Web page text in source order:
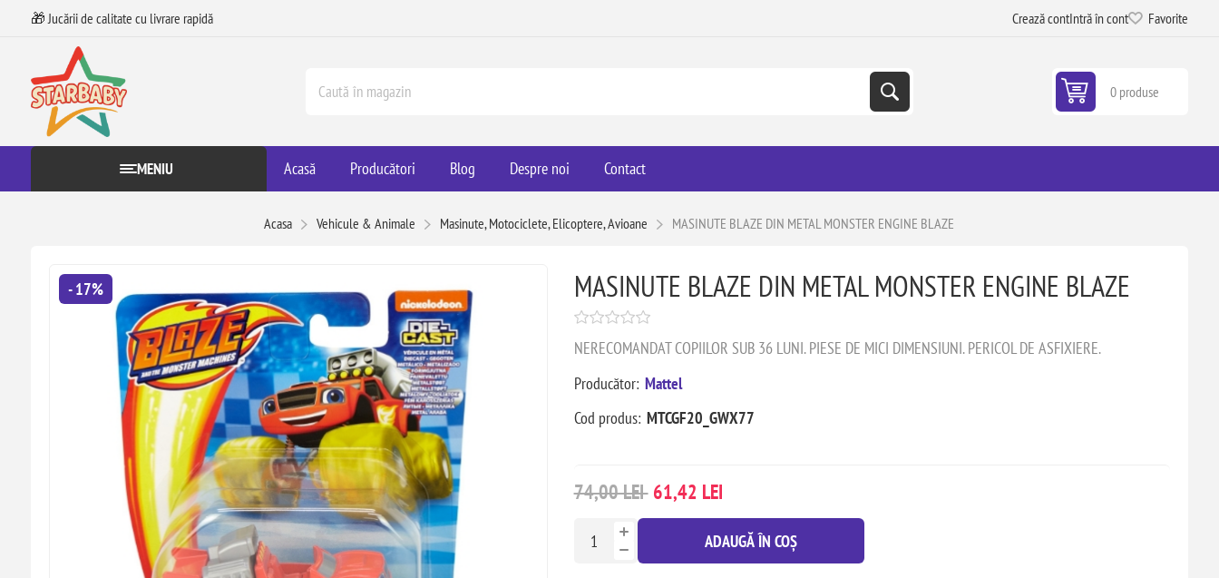
🎁 Jucării de calitate cu livrare rapidă Crează contIntră în cont Favorite
0 produse
MENIU Acasă Producători Blog Despre noi Contact
Acasa Vehicule & Animale Masinute, Motociclete, Elicoptere, Avioane MASINUTE BLAZE DIN METAL MONSTER ENGINE BLAZE
- 17% MASINUTE BLAZE DIN METAL MONSTER ENGINE BLAZE
NERECOMANDAT COPIILOR SUB 36 LUNI. PIESE DE MICI DIMENSIUNI. PERICOL DE ASFIXIERE.
Producător: Mattel
Cod produs: MTCGF20_GWX77
74,00 LEI 61,42 LEI
ADAUGĂ ÎN COȘ